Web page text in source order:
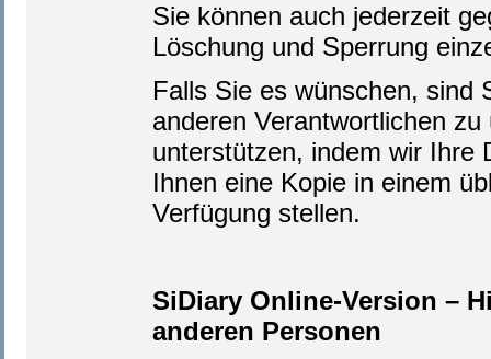
Sie können auch jederzeit
Löschung und Sperrung
Falls Sie es wünschen, sind
anderen Verantwortlichen
unterstützen, indem wir Ihre
Ihnen eine Kopie in einem
Verfügung stellen.
SiDiary Online-Version –
anderen Personen